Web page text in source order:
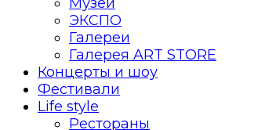
ЭКСПО
Галереи
Галерея ART STORE
Концерты и шоу
Фестивали
Life style
Рестораны